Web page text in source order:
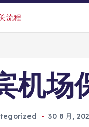
流程
机场
30 8 月,